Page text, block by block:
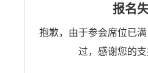
报名
抱歉，由于参会席位已
过，感谢您的支